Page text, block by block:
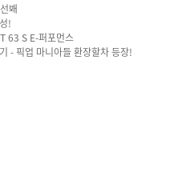
봬
!
63 S E-퍼포먼스
- 픽업 마니아들 환장할차 등장!